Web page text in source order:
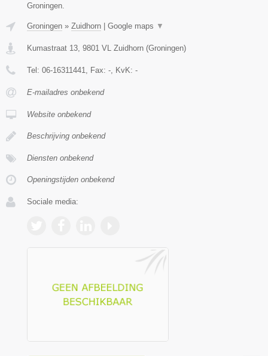
Groningen.
Groningen » Zuidhorn | Google maps ▼
Kumastraat 13 9801 VL Zuidhorn (Groningen)
Tel: 06-16311441 , Fax: - , KvK: -
E-mailadres onbekend
Website onbekend
Beschrijving onbekend
Diensten onbekend
Openingstijden onbekend
Sociale media: